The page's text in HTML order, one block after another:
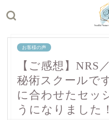
お客様の声
【ご感想】NRS
秘術スクールで
に合わせたセッ
うになりました！